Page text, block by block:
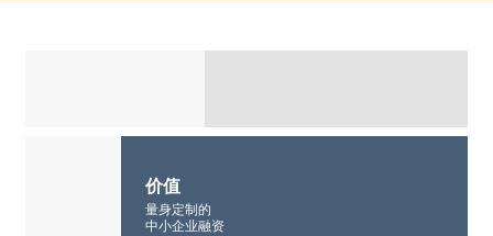
价值
量身定制的
中小企业融资